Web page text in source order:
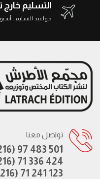
التسليم
مواعيد التسليم :
تواصل معنا
97 483 501
71 336 424
71 241 123